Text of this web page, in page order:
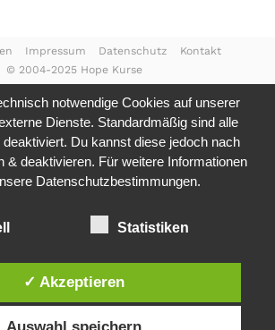
© 2004-2025 Hope Kurse
Impressum Datenschutz Kontakt
notwendige Cookies auf unserer
Dienste. Standardmäßig sind alle
Du kannst diese jedoch nach
& deaktivieren. Für weitere Informationen
Datenschutzbestimmungen.
Statistiken
✓ Akzeptieren
Auswahl speichern